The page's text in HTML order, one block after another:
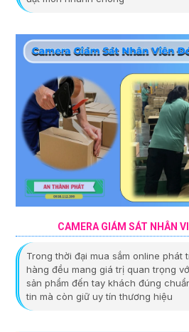
CAMERA GIÁM SÁT NHÂN
Trong thời đại mua sắm online phát
hàng đều mang giá trị quan trọng
sản phẩm đến tay khách đúng
tin mà còn giữ uy tín thương hiệu